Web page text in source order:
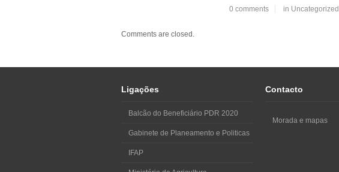
0 comments in Uncategorized
Comments are closed.
Ligações
Balcão do Beneficiário PDR 2020
Gabinete de Planeamento e Politicas
IFAP
Contacto
Morada e mapas